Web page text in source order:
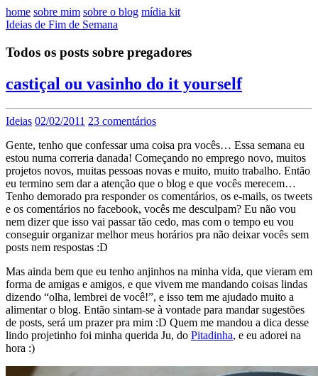
home sobre mim sobre o blog mídia kit
Ideias de Fim de Semana
Todos os posts sobre pregadores
castiçal ou vasinho do it yourself
Ideias 02/02/2011 23 comentários
Gente, tenho que confessar uma coisa pra vocês… Essa semana eu
estou numa correria danada! Começando no emprego novo, muitos
projetos novos, muitas pessoas novas e muito, muito trabalho. Então
eu termino sem dar a atenção que o blog e que vocês merecem…
Tenho demorado pra responder os comentários, os e-mails, os tweets
e os comentários no facebook, vocês me desculpam? Eu não vou
nem dizer que isso vai passar tão cedo, mas com o tempo eu vou
conseguir organizar melhor meus horários pra não deixar vocês sem
posts nem respostas :D
Mas ainda bem que eu tenho anjinhos na minha vida, que vieram em
forma de amigas e amigos, e que vivem me mandando coisas lindas
dizendo “olha, lembrei de você!”, e isso tem me ajudado muito a
alimentar o blog. Então sintam-se à vontade para mandar sugestões
de posts, será um prazer pra mim :D Quem me mandou a dica desse
lindo projetinho foi minha querida Ju, do Pitadinha, e eu adorei na
hora :)